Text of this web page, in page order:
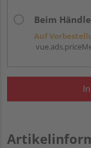
Beim
Auf